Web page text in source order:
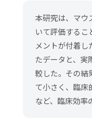
本研究は、マウ
いて評価する
メントが付着
たデータと、実
較した。その結
て小さく、臨床
など、臨床効率